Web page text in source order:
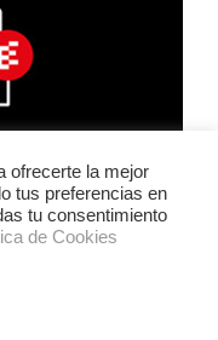
ofrecerte la mejor
tus preferencias en
tu consentimiento
de Cookies